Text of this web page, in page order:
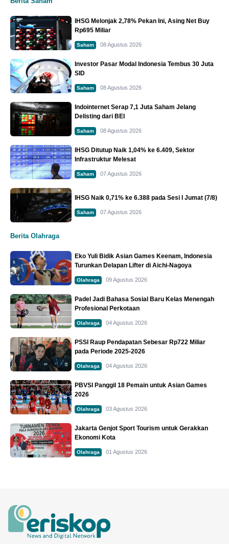
IHSG Melonjak 2,78% Pekan Ini, Asing Net Buy
Rp695 Miliar
Saham 08 Agustus 2026
Investor Pasar Modal Indonesia Tembus 30 Juta
SID
Saham 08 Agustus 2026
Indointernet Serap 7,1 Juta Saham Jelang
Delisting dari BEI
Saham 08 Agustus 2026
IHSG Ditutup Naik 1,04% ke 6.409, Sektor
Infrastruktur Melesat
Saham 07 Agustus 2026
IHSG Naik 0,71% ke 6.388 pada Sesi I Jumat (7/8)
Saham 07 Agustus 2026
Berita Olahraga
Eko Yuli Bidik Asian Games Keenam, Indonesia
Turunkan Delapan Lifter di Aichi-Nagoya
Olahraga 09 Agustus 2026
Padel Jadi Bahasa Sosial Baru Kelas Menengah
Profesional Perkotaan
Olahraga 04 Agustus 2026
PSSI Raup Pendapatan Sebesar Rp722 Miliar
pada Periode 2025-2026
Olahraga 04 Agustus 2026
PBVSI Panggil 18 Pemain untuk Asian Games
2026
Olahraga 03 Agustus 2026
Jakarta Genjot Sport Tourism untuk Gerakkan
Ekonomi Kota
Olahraga 01 Agustus 2026